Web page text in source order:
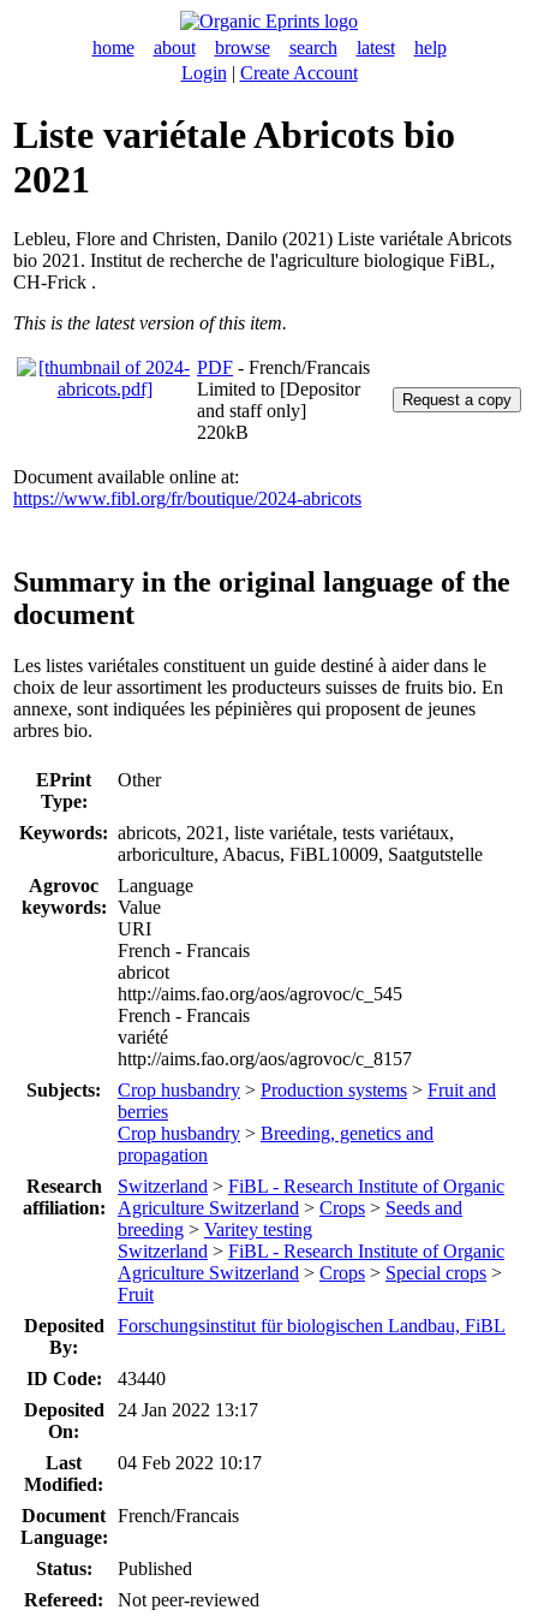
home about browse search latest
help
Login | Create Account
Liste variétale Abricots bio
2021
Lebleu, Flore and Christen, Danilo (2021) Liste variétale Abricots
bio 2021. Institut de recherche de l'agriculture biologique FiBL,
CH-Frick .
This is the latest version of this item.
PDF - French/Francais
Limited to [Depositor
and staff only]
220kB
Document available online at:
https://www.fibl.org/fr/boutique/2024-abricots
Summary in the original language of the
document
Les listes variétales constituent un guide destiné à aider dans le
choix de leur assortiment les producteurs suisses de fruits bio. En
annexe, sont indiquées les pépinières qui proposent de jeunes
arbres bio.
EPrint
Type:
Other
Keywords: abricots, 2021, liste variétale, tests variétaux,
arboriculture, Abacus, FiBL10009, Saatgutstelle
Agrovoc
keywords:
Language
Value
URI
French - Francais
abricot
http://aims.fao.org/aos/agrovoc/c_545
French - Francais
variété
http://aims.fao.org/aos/agrovoc/c_8157
Subjects:
Crop husbandry > Production systems > Fruit and
berries
Crop husbandry > Breeding, genetics and
propagation
Research
affiliation:
Switzerland > FiBL - Research Institute of Organic
Agriculture Switzerland > Crops > Seeds and
breeding > Varitey testing
Switzerland > FiBL - Research Institute of Organic
Agriculture Switzerland > Crops > Special crops >
Fruit
Deposited
By:
Forschungsinstitut für biologischen Landbau, FiBL
ID Code:
43440
Deposited
On:
24 Jan 2022 13:17
Last
Modified:
04 Feb 2022 10:17
Document
Language:
French/Francais
Status:
Published
Refereed:
Not peer-reviewed